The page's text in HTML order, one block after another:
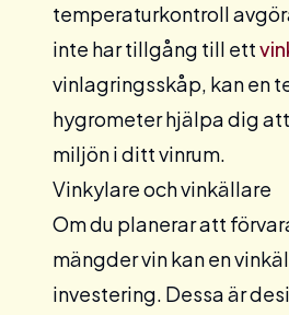
temperaturkontroll
inte har tillgång till ett
vinlagringsskåp, kan en
hygrometer hjälpa dig
miljön i ditt vinrum.
Vinkylare och vinkällare
Om du planerar att
mängder vin kan en
investering. Dessa är